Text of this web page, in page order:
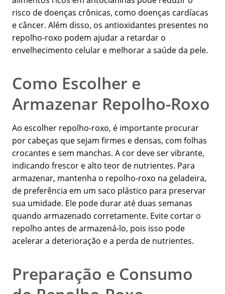
risco de doenças crônicas, como doenças cardíacas
e câncer. Além disso, os antioxidantes presentes no
repolho-roxo podem ajudar a retardar o
envelhecimento celular e melhorar a saúde da pele.
Como Escolher e
Armazenar Repolho-Roxo
Ao escolher repolho-roxo, é importante procurar
por cabeças que sejam firmes e densas, com folhas
crocantes e sem manchas. A cor deve ser vibrante,
indicando frescor e alto teor de nutrientes. Para
armazenar, mantenha o repolho-roxo na geladeira,
de preferência em um saco plástico para preservar
sua umidade. Ele pode durar até duas semanas
quando armazenado corretamente. Evite cortar o
repolho antes de armazená-lo, pois isso pode
acelerar a deterioração e a perda de nutrientes.
Preparação e Consumo